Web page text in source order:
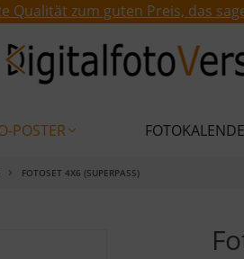
Qualität zum guten Preis, das
POSTER
FOTOSET 4X6 (SUPERPASS)